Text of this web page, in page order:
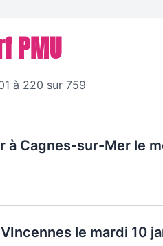
PMU
à 220 sur 759
à Cagnes-sur-Mer le
le mardi 10